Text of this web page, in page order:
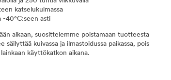
katselukulmassa
-40°C:seen asti
aikaan, suosittelemme poistamaan tuotteesta
kuivassa ja ilmastoidussa paikassa, pois
käyttökatkon aikana.